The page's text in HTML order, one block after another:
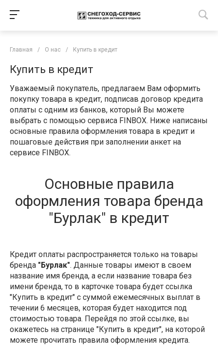
Главная / О нас / Купить в кредит
Купить в кредит
Уважаемый покупатель, предлагаем Вам оформить
покупку товара в кредит, подписав договор кредита
оплаты с одним из банков, который Вы можете
выбрать с помощью сервиса FINBOX. Ниже написаны
основные правила оформления товара в кредит и
пошаговые действия при заполнении анкет на
сервисе FINBOX.
Основные правила
оформления товара бренда
"Бурлак" в кредит
Кредит оплаты распространяется только на товары
бренда "Бурлак". Данные товары имеют в своем
название имя бренда, а если название товара без
имени бренда, то в карточке товара будет ссылка
"Купить в кредит" с суммой ежемесячных выплат в
течении 6 месяцев, которая будет находится под
стоимостью товара. Перейдя по этой ссылке, вы
окажетесь на странице "Купить в кредит", на которой
можете прочитать правила оформления кредита.